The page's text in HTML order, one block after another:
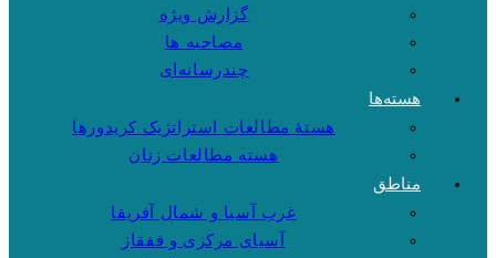
گزارش ویژه
مصاحبه ها
چندرسانه‌ای
هسته‌ها
هستهٔ مطالعات استراتژیک کریدورها
هسته مطالعات زنان
مناطق
غرب آسیا و شمال آفریقا
آسیای مرکزی و قفقاز